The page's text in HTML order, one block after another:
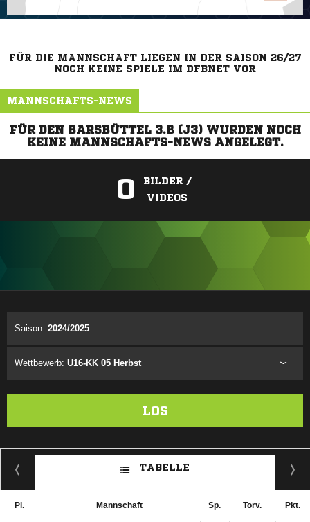
FÜR DIE MANNSCHAFT LIEGEN IN DER SAISON 26/27
NOCH KEINE SPIELE IM DFBNET VOR
MANNSCHAFTS-NEWS
FÜR DEN BARSBÜTTEL 3.B (J3) WURDEN NOCH
KEINE MANNSCHAFTS-NEWS ANGELEGT.
0
BILDER /
VIDEOS
Saison: 2024/2025
Wettbewerb: U16-KK 05 Herbst
LOS
TABELLE
Pl. Mannschaft Sp. Torv. Pkt.